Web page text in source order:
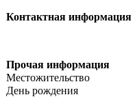
Контактная информация
Прочая информация
Местожительство
День рождения